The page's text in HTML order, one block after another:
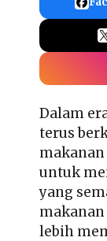
Dalam
terus
untuk
yang
lebih